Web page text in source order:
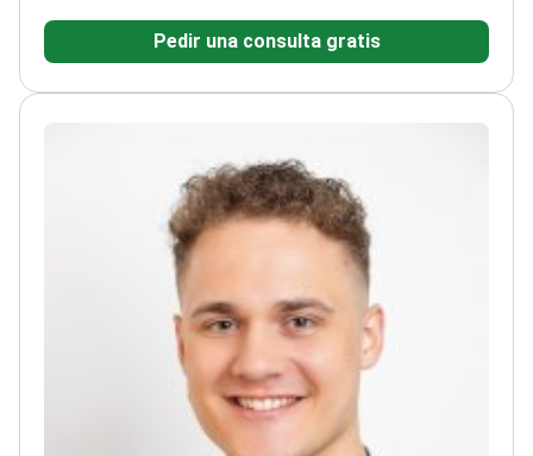
generalInvestigación publicada sobre técnicas de
navegación digital para implantes dentales
avanzados de implantologíaSe centra en métodos
guiados por ordenador
Pedir una consulta gratis